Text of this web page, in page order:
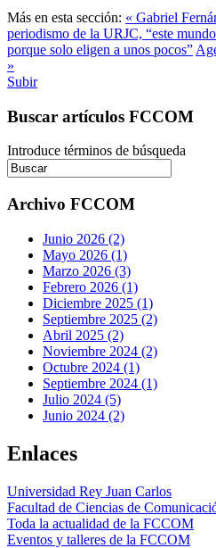
Más en esta sección: « Gabriel
periodismo de la URJC, “este
porque solo eligen a unos pocos”
»
Subir
Buscar artículos FCCOM
Introduce términos de búsqueda
Archivo FCCOM
Junio 2026 (2)
Mayo 2026 (1)
Marzo 2026 (3)
Febrero 2026 (1)
Diciembre 2025 (1)
Septiembre 2025 (2)
Abril 2025 (2)
Noviembre 2024 (2)
Octubre 2024 (1)
Septiembre 2024 (1)
Julio 2024 (5)
Junio 2024 (2)
Enlaces
Universidad Rey Juan Carlos
Facultad de Ciencias de
Toda la actualidad de la FCCOM
Eventos y talleres de la FCCOM